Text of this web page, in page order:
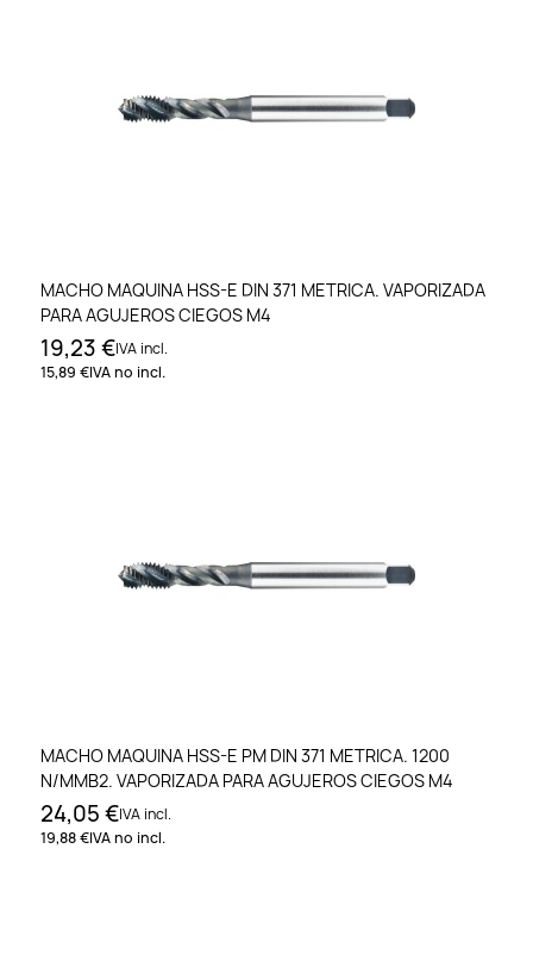
MACHO MAQUINA HSS-E DIN 371 METRICA. VAPORIZADA
PARA AGUJEROS CIEGOS M4
19,23 €IVA incl.
15,89 €IVA no incl.
MACHO MAQUINA HSS-E PM DIN 371 METRICA. 1200
N/MMB2. VAPORIZADA PARA AGUJEROS CIEGOS M4
24,05 €IVA incl.
19,88 €IVA no incl.